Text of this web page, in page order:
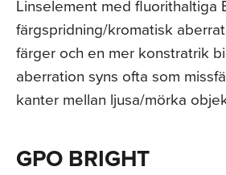
Linselement med fluorithaltiga
färgspridning/kromatisk
färger och en mer konstratrik
aberration syns ofta som
kanter mellan ljusa/mörka
GPO BRIGHT